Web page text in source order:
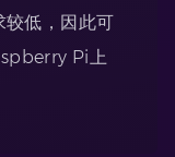
较低，因此可
Pi上